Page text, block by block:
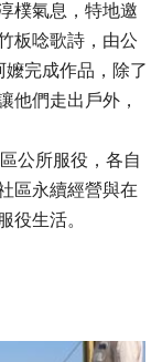
樸氣息，特地邀
板唸歌詩，由公
完成作品，除了
他們走出戶外，
公所服役，各自
區永續經營與在
役生活。